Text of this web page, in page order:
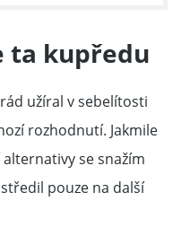
ta kupředu
užíral v sebelítosti
rozhodnutí. Jakmile
se snažím
pouze na další